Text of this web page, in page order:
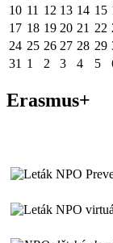
10 11 12 13 14 15
17 18 19 20 21 22
24 25 26 27 28 29
31 1 2 3 4 5
Erasmus+